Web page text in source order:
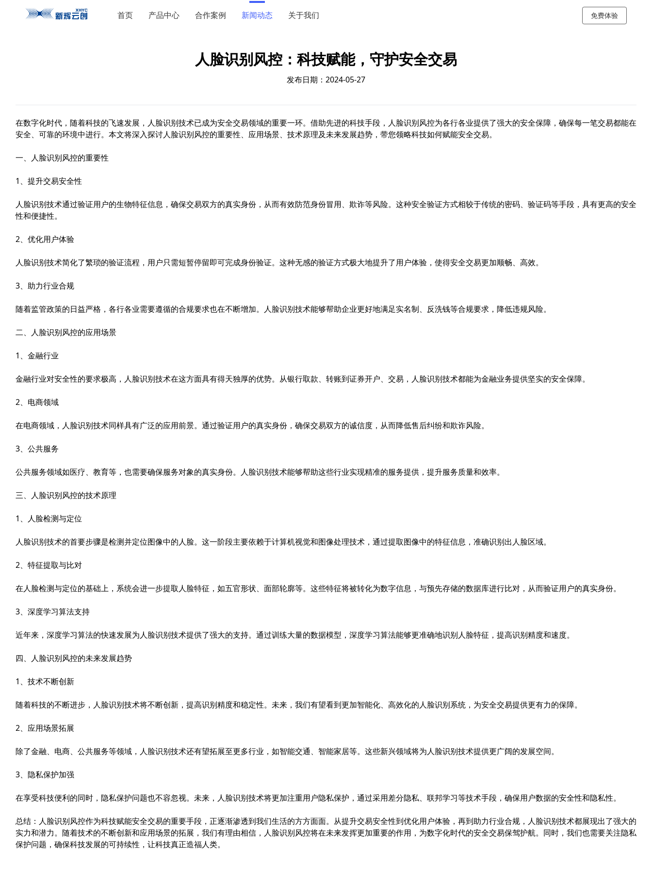
首页 产品中心 合作案例 新闻动态 关于我们 免费体验
人脸识别风控：科技赋能，守护安全交易
发布日期：2024-05-27
在数字化时代，随着科技的飞速发展，人脸识别技术已成为安全交易领域的重要一环。借助先进的科技手段，人脸识别风控为各行各业提供了强大的安全保障，确保每一笔交易都能在
安全、可靠的环境中进行。本文将深入探讨人脸识别风控的重要性、应用场景、技术原理及未来发展趋势，带您领略科技如何赋能安全交易。
一、人脸识别风控的重要性
1、提升交易安全性
人脸识别技术通过验证用户的生物特征信息，确保交易双方的真实身份，从而有效防范身份冒用、欺诈等风险。这种安全验证方式相较于传统的密码、验证码等手段，具有更高的安全
性和便捷性。
2、优化用户体验
人脸识别技术简化了繁琐的验证流程，用户只需短暂停留即可完成身份验证。这种无感的验证方式极大地提升了用户体验，使得安全交易更加顺畅、高效。
3、助力行业合规
随着监管政策的日益严格，各行各业需要遵循的合规要求也在不断增加。人脸识别技术能够帮助企业更好地满足实名制、反洗钱等合规要求，降低违规风险。
二、人脸识别风控的应用场景
1、金融行业
金融行业对安全性的要求极高，人脸识别技术在这方面具有得天独厚的优势。从银行取款、转账到证券开户、交易，人脸识别技术都能为金融业务提供坚实的安全保障。
2、电商领域
在电商领域，人脸识别技术同样具有广泛的应用前景。通过验证用户的真实身份，确保交易双方的诚信度，从而降低售后纠纷和欺诈风险。
3、公共服务
公共服务领域如医疗、教育等，也需要确保服务对象的真实身份。人脸识别技术能够帮助这些行业实现精准的服务提供，提升服务质量和效率。
三、人脸识别风控的技术原理
1、人脸检测与定位
人脸识别技术的首要步骤是检测并定位图像中的人脸。这一阶段主要依赖于计算机视觉和图像处理技术，通过提取图像中的特征信息，准确识别出人脸区域。
2、特征提取与比对
在人脸检测与定位的基础上，系统会进一步提取人脸特征，如五官形状、面部轮廓等。这些特征将被转化为数字信息，与预先存储的数据库进行比对，从而验证用户的真实身份。
3、深度学习算法支持
近年来，深度学习算法的快速发展为人脸识别技术提供了强大的支持。通过训练大量的数据模型，深度学习算法能够更准确地识别人脸特征，提高识别精度和速度。
四、人脸识别风控的未来发展趋势
1、技术不断创新
随着科技的不断进步，人脸识别技术将不断创新，提高识别精度和稳定性。未来，我们有望看到更加智能化、高效化的人脸识别系统，为安全交易提供更有力的保障。
2、应用场景拓展
除了金融、电商、公共服务等领域，人脸识别技术还有望拓展至更多行业，如智能交通、智能家居等。这些新兴领域将为人脸识别技术提供更广阔的发展空间。
3、隐私保护加强
在享受科技便利的同时，隐私保护问题也不容忽视。未来，人脸识别技术将更加注重用户隐私保护，通过采用差分隐私、联邦学习等技术手段，确保用户数据的安全性和隐私性。
总结：人脸识别风控作为科技赋能安全交易的重要手段，正逐渐渗透到我们生活的方方面面。从提升交易安全性到优化用户体验，再到助力行业合规，人脸识别技术都展现出了强大的
实力和潜力。随着技术的不断创新和应用场景的拓展，我们有理由相信，人脸识别风控将在未来发挥更加重要的作用，为数字化时代的安全交易保驾护航。同时，我们也需要关注隐私
保护问题，确保科技发展的可持续性，让科技真正造福人类。